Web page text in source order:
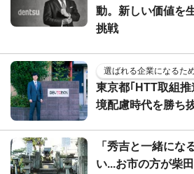
動。新しい価値を
挑戦
選ばれる企業になるた
東京都｢HTT取組
境配慮時代を勝ち
「秀吉と一緒にな
い...お市の方が柴